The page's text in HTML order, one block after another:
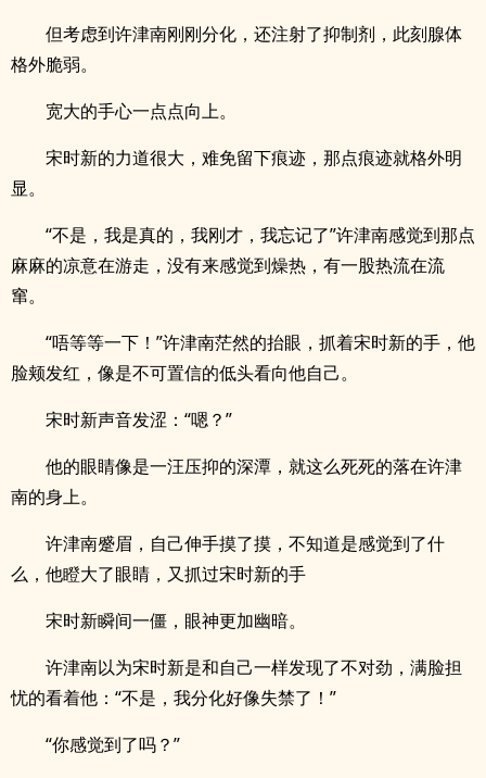
但考虑到许津南刚刚分化，还注射了抑制剂，此刻腺体
格外脆弱。
宽大的手心一点点向上。
宋时新的力道很大，难免留下痕迹，那点痕迹就格外明
显。
“不是，我是真的，我刚才，我忘记了”许津南感觉到那点
麻麻的凉意在游走，没有来感觉到燥热，有一股热流在流
窜。
“唔等等一下！”许津南茫然的抬眼，抓着宋时新的手，他
脸颊发红，像是不可置信的低头看向他自己。
宋时新声音发涩：“嗯？”
他的眼睛像是一汪压抑的深潭，就这么死死的落在许津
南的身上。
许津南蹙眉，自己伸手摸了摸，不知道是感觉到了什
么，他瞪大了眼睛，又抓过宋时新的手
宋时新瞬间一僵，眼神更加幽暗。
许津南以为宋时新是和自己一样发现了不对劲，满脸担
忧的看着他：“不是，我分化好像失禁了！”
“你感觉到了吗？”